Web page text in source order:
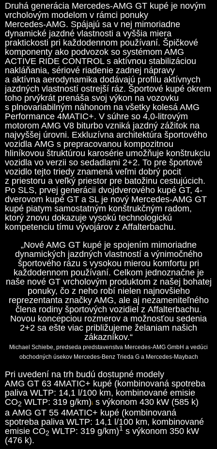
Druhá generácia Mercedes-AMG GT kupé je novým
vrcholovým modelom v rámci ponuky
Mercedes‑AMG. Spájajú sa v nej mimoriadne
dynamické jazdné vlastnosti a vyššia miera
praktickosti pri každodennom používaní. Špičkové
komponenty ako podvozok so systémom AMG
ACTIVE RIDE CONTROL s aktívnou stabilizáciou
nakláňania, sériové riadenie zadnej nápravy
a aktívna aerodynamika dodávajú profilu aktívnych
jazdných vlastností ostrejší ráz. Športové kupé okrem
toho prvýkrát prenáša svoj výkon na vozovku
s plnovariabilným náhonom na všetky kolesá AMG
Performance 4MATIC+. V súhre so 4,0-litrovým
motorom AMG V8 biturbo vzniká jazdný zážitok na
najvyššej úrovni. Exkluzívna architektúra športového
vozidla AMG s prepracovanou kompozitnou
hliníkovou štruktúrou karosérie umožňuje konštrukciu
vozidla vo verzii so sedadlami 2+2. To pre športové
vozidlo tejto triedy znamená veľmi dobrý pocit
z priestoru a veľký priestor pre batožinu cestujúcich.
Po SLS, prvej generácii dvojdverového kupé GT, 4-
dverovom kupé GT a SL je nový Mercedes-AMG GT
kupé piatym samostatným konštrukčným radom,
ktorý znovu dokazuje vysokú technologickú
kompetenciu tímu vývojárov z Affalterbachu.
„Nové AMG GT kupé je spojením mimoriadne
dynamických jazdných vlastností a výnimočného
športového rázu s vysokou mierou komfortu pri
každodennom používaní. Celkom jednoznačne je
naše nové GT vrcholovým produktom z našej bohatej
ponuky, čo z neho robí nielen najnovšieho
reprezentanta značky AMG, ale aj nezameniteľného
člena rodiny športových vozidiel z Affalterbachu.
Novou koncepciou rozmerov a možnosťou sedenia
2+2 sa ešte viac približujeme želaniam našich
zákazníkov.“
Michael Schiebe, predseda predstavenstva Mercedes-AMG GmbH a vedúci
obchodných úsekov Mercedes-Benz Trieda G a Mercedes-Maybach
Pri uvedení na trh budú dostupné modely
AMG GT 63 4MATIC+ kupé (kombinovaná spotreba
paliva WLTP: 14,1 l/100 km, kombinované emisie
CO2 WLTP: 319 g/km)1
s výkonom 430 kW (585 k)
a AMG GT 55 4MATIC+ kupé (kombinovaná
spotreba paliva WLTP: 14,1 l/100 km, kombinované
emisie CO2 WLTP: 319 g/km)1 s výkonom 350 kW
(476 k).